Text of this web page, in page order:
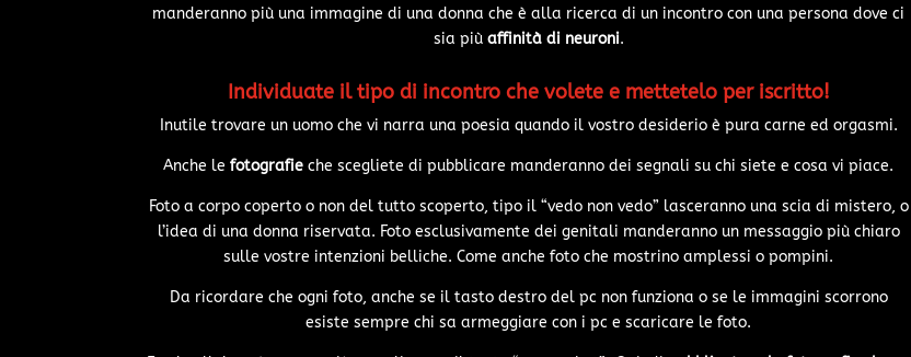
manderanno più una immagine di una donna che è alla ricerca di un incontro con una persona dove ci
sia più affinità di neuroni.
Individuate il tipo di incontro che volete e mettetelo per iscritto!
Inutile trovare un uomo che vi narra una poesia quando il vostro desiderio è pura carne ed orgasmi.
Anche lefotografie che scegliete di pubblicare manderanno dei segnali su chi siete e cosa vi piace.
Foto a corpo coperto o non del tutto scoperto, tipo il “vedo non vedo” lasceranno una scia di mistero, o
l’idea di una donna riservata. Foto esclusivamente dei genitali manderanno un messaggio più chiaro
sulle vostre intenzioni belliche. Come anche foto che mostrino amplessi o pompini.
Da ricordare che ogni foto, anche se il tasto destro del pc non funziona o se le immagini scorrono
esiste sempre chi sa armeggiare con i pc e scaricare le foto.